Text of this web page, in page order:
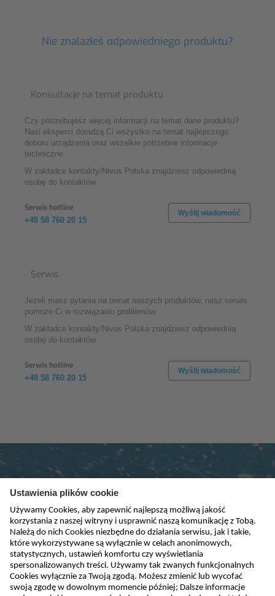
Nie znalazłeś odpowiedniego produktu?
Konsultacje na temat produktu
Czy potrzebujesz więcej informacji na temat dane produktu?
Nasi eksperci doradzą Ci wszystko na temat najlepszego
doboru urządzenia oraz wszelkie potrzebne informacje
techniczne.
W zakładce kontakty/Nivus Polska znajdziesz odpowiednią
osobę do kontaktów
Serwis hotline
+48 58 760 20 15
Wyślij wiadomość
Serwis
Jeżeli masz pytania na temat naszych produktów, nasz serwis
pomoże Ci w rozwiązaniu problemów.
W zakładce kontakty/Nivus Polska znajdziesz odpowiednią
osobę do kontaktów
Serwis hotline
+48 58 760 20 15
Wyślij wiadomość
Subskrybuj newsletter